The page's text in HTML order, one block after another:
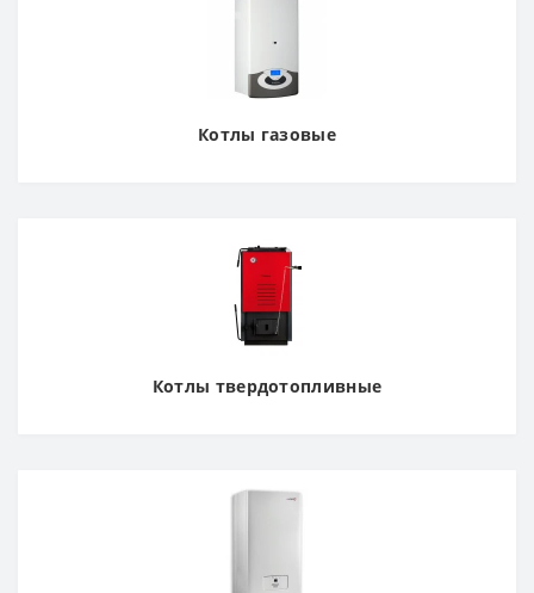
Котлы газовые
Котлы твердотопливные